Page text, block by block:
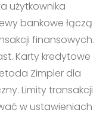
użytkownika
bankowe łączą
finansowych.
Karty kredytowe
Zimpler dla
Limity transakcji
w ustawieniach